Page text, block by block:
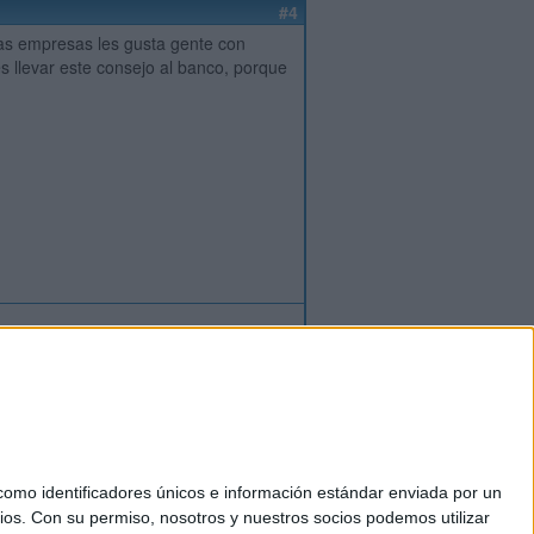
identificadores únicos e información estándar enviada por un
Con su permiso, nosotros y nuestros socios podemos utilizar
#4
empresas les gusta gente con
llevar este consejo al banco, porque
oregístratepara enviar comentarios